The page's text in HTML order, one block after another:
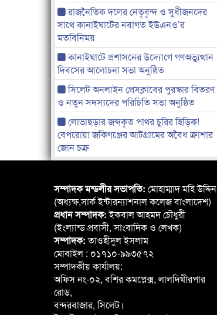
রাজনৈতিক দলের নেতৃবৃন্দ ও সুধীজনদের
সাথে কানাইঘাটের নবাগত ইউএনও’র
মতবিনিময়
কানাইঘাটে প্রশাসনের উদ্যোগে গণঅভ্যুত্থান
দিবসের আলোচনা সভা অনুষ্ঠিত
সিলেট অনলাইন প্রেসক্লাবের পুরস্কার বিতরণ
ও নতুন সদস্যদের পরিচিতি সভা অনুষ্ঠিত
লোভাছড়ার জব্দকৃত পাথর চুরির হিড়িক!
বেপরোয়া জকিগঞ্জের আটগ্রামের অবৈধ ক্রাশার
জোন চক্র
সম্পাদক মন্ডলীর সভাপতি: মোহাম্মাদ মহি উদ্দিন
(অধ্যক্ষ,সার্ক ইন্টারন্যাশনাল কলেজ বাংলাদেশ)
প্রধান সম্পাদক:ইকবাল আহমদ চৌধুরী
(ইংল্যান্ড প্রবাসী, সাংবাদিক ও লেখক)
সম্পাদক:তাওহীদুল ইসলাম
মোবাইল : ০১৭১০-৯৯৩৫৭২
সম্পাদকীয় কার্যালয়:
অফিস নং-০২, বশির কমপ্লেক্স, লালদিঘীরপার
রোড,
বন্দরবাজার, সিলেট।